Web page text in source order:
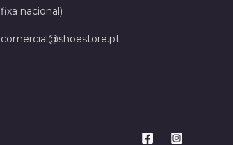
fixa nacional)
comercial@shoestore.pt